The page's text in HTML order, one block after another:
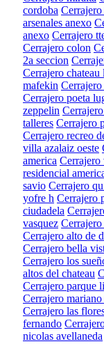
cordoba
arsenales anexo
anexo Cerrajero
Cerrajero colon
2a seccion
Cerrajero chateau
mafekin Cerrajero
Cerrajero poeta
zeppelin
talleres Cerrajero
Cerrajero recreo
villa azalaiz oeste
america Cerrajero
residencial
savio Cerrajero
yofre h Cerrajero
ciudadela
vasquez
Cerrajero alto de
Cerrajero bella
Cerrajero los
altos del chateau
Cerrajero parque
Cerrajero mariano
Cerrajero las
fernando
nicolas avellaneda